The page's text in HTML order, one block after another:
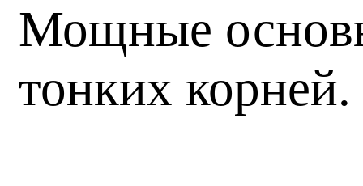
Мощные
тонких корней.